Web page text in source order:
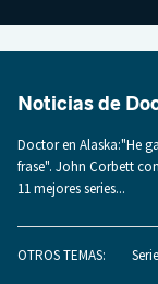
Noticias de
Doctor en Alaska:"He
frase". John Corbett
11 mejores series...
OTROS TEMAS: